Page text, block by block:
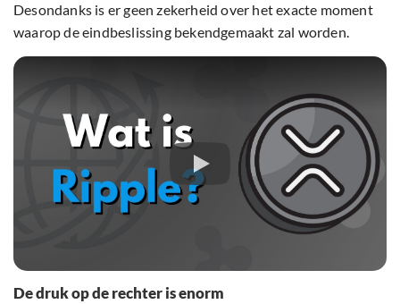
Desondanks is er geen zekerheid over het exacte moment
waarop de eindbeslissing bekendgemaakt zal worden.
De druk op de rechter is enorm